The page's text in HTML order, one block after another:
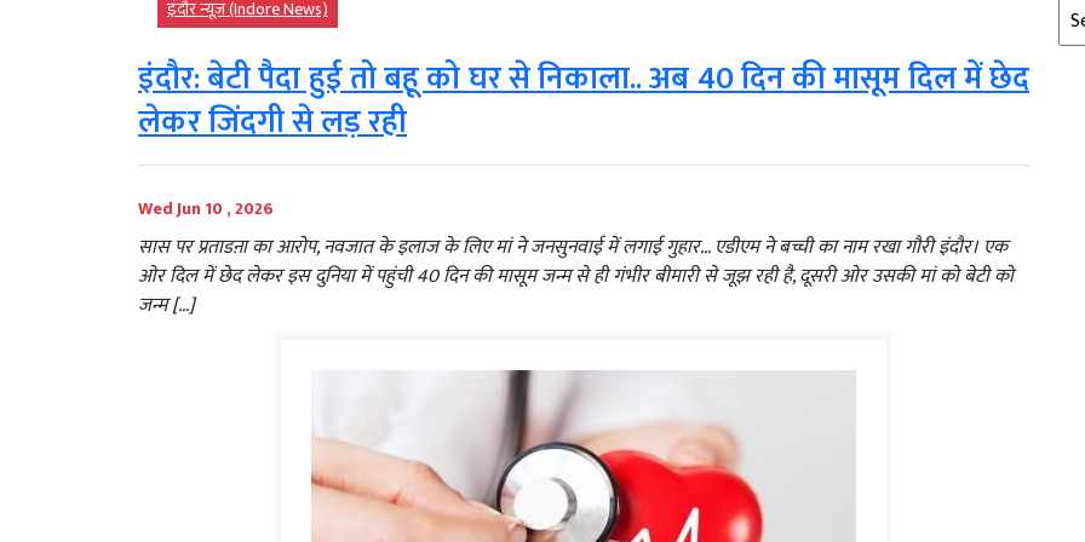
इंदौर न्यूज़ (Indore News)
इंदौर: बेटी पैदा हुई तो बहू को घर से निकाला.. अब 40 दिन की मासूम दिल में छेद
लेकर जिंदगी से लड़ रही
Wed Jun 10 , 2026
सास पर प्रताडऩा का आरोप, नवजात के इलाज के लिए मां ने जनसुनवाई में लगाई गुहार… एडीएम ने बच्ची का नाम रखा गौरी इंदौर। एक
ओर दिल में छेद लेकर इस दुनिया में पहुंची 40 दिन की मासूम जन्म से ही गंभीर बीमारी से जूझ रही है, दूसरी ओर उसकी मां को बेटी को
जन्म […]